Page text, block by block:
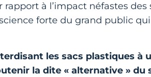
à l’impact néfastes
forte du grand public
les sacs plastiques à
la dite « alternative » du